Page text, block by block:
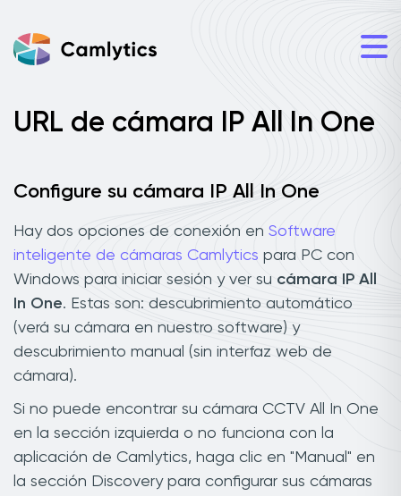
URL de cámara IP All In One
Configure su cámara IP All In One
Hay dos opciones de conexión en Software
inteligente de cámaras Camlytics para PC con
Windows para iniciar sesión y ver su cámara IP All
In One. Estas son: descubrimiento automático
(verá su cámara en nuestro software) y
descubrimiento manual (sin interfaz web de
cámara).
Si no puede encontrar su cámara CCTV All In One
en la sección izquierda o no funciona con la
aplicación de Camlytics, haga clic en "Manual" en
la sección Discovery para configurar sus cámaras